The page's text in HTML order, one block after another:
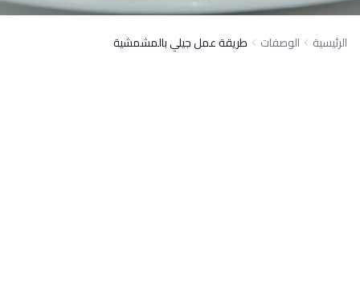
الرئيسية الوصفات طريقة عمل جيلي بالمشمشية